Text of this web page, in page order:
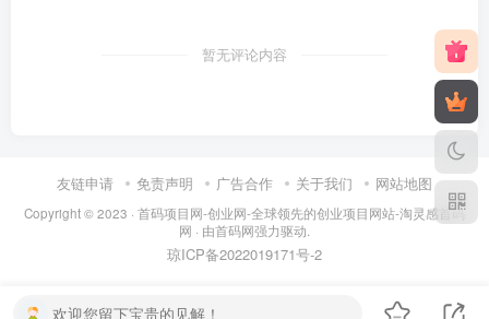
暂无评论内容
友链申请 免责声明 广告合作 关于我们 网站地图
Copyright © 2023 · 首码项目网-创业网-全球领先的创业项目网站-淘灵感首码
网 · 由首码网强力驱动.
琼ICP备2022019171号-2
欢迎您留下宝贵的见解！